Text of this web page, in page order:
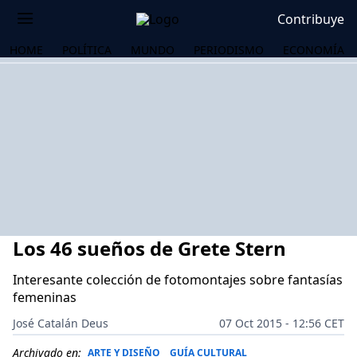
Contribuye
HOME POLÍTICA MUNDO PERIODISMO ECONOMÍA
Los 46 sueños de Grete Stern
Interesante colección de fotomontajes sobre fantasías
femeninas
José Catalán Deus
07 Oct 2015 - 12:56 CET
Archivado en: ARTE Y DISEÑO GUÍA CULTURAL